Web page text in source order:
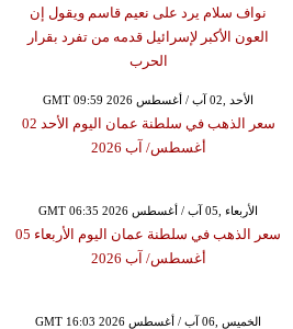
نواف سلام يرد على نعيم قاسم ويقول إن
العون الأكبر لإسرائيل قدمه من تفرد بقرار
الحرب
GMT 09:59 2026 الأحد ,02 آب / أغسطس
سعر الذهب في سلطنة عمان اليوم الأحد 02
أغسطس/ آب 2026
GMT 06:35 2026 الأربعاء ,05 آب / أغسطس
سعر الذهب في سلطنة عمان اليوم الأربعاء 05
أغسطس/ آب 2026
GMT 16:03 2026 الخميس ,06 آب / أغسطس